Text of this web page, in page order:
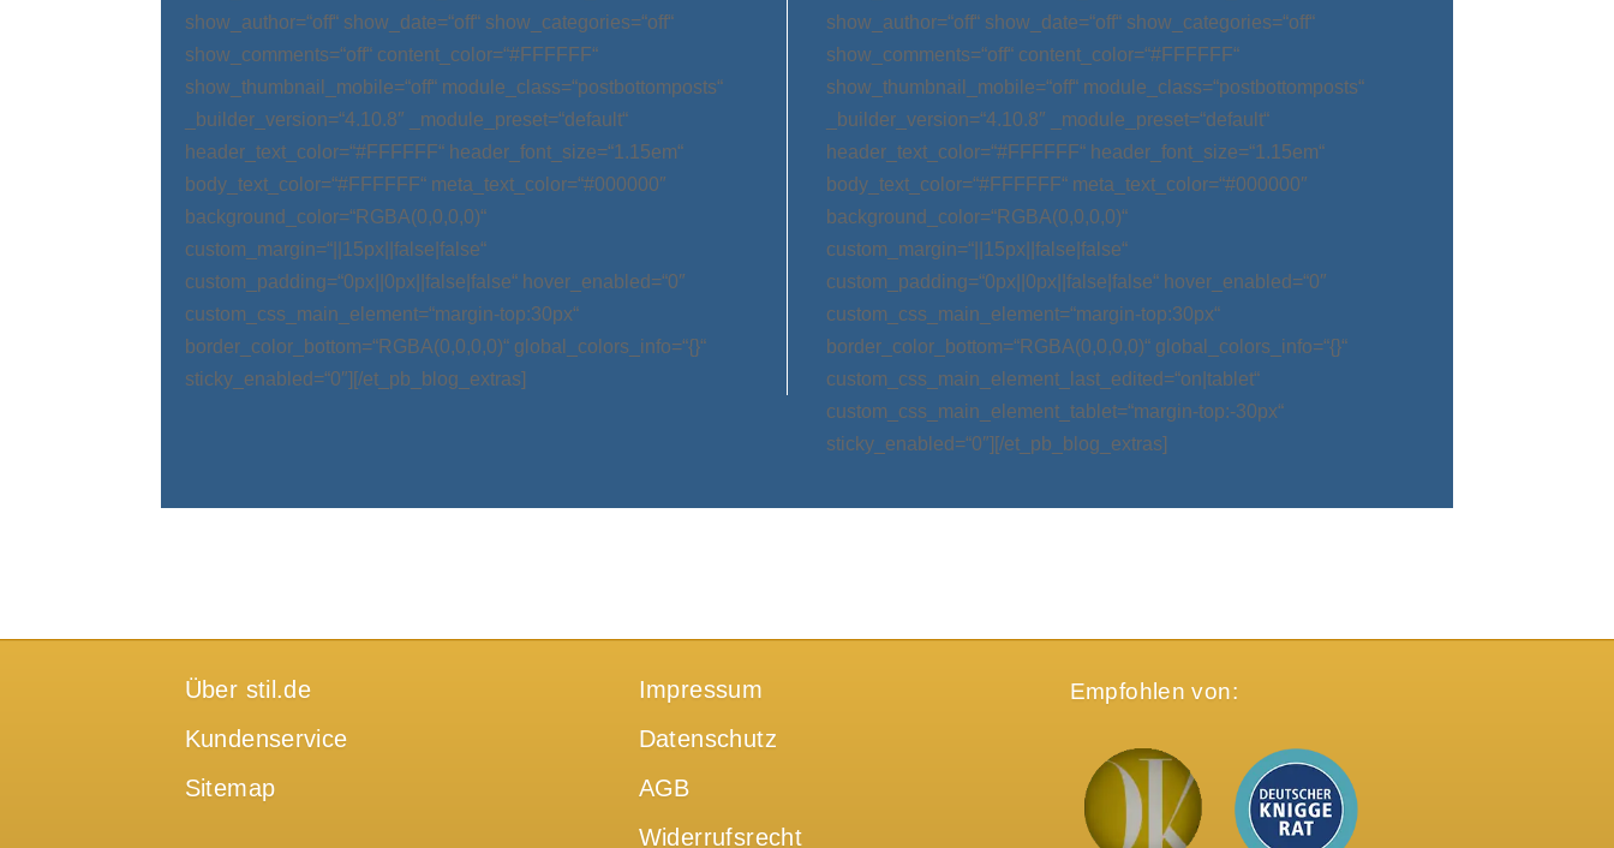
show_author=“off“ show_date=“off“ show_categories=“off“
show_comments=“off“ content_color=“#FFFFFF“
show_thumbnail_mobile=“off“ module_class=“postbottomposts“
_builder_version=“4.10.8″ _module_preset=“default“
header_text_color=“#FFFFFF“ header_font_size=“1.15em“
body_text_color=“#FFFFFF“ meta_text_color=“#000000″
background_color=“RGBA(0,0,0,0)“
custom_margin=“||15px||false|false“
custom_padding=“0px||0px||false|false“ hover_enabled=“0″
custom_css_main_element=“margin-top:30px“
border_color_bottom=“RGBA(0,0,0,0)“ global_colors_info=“{}“
sticky_enabled=“0″][/et_pb_blog_extras]
show_author=“off“ show_date=“off“ show_categories=“off“
show_comments=“off“ content_color=“#FFFFFF“
show_thumbnail_mobile=“off“ module_class=“postbottomposts“
_builder_version=“4.10.8″ _module_preset=“default“
header_text_color=“#FFFFFF“ header_font_size=“1.15em“
body_text_color=“#FFFFFF“ meta_text_color=“#000000″
background_color=“RGBA(0,0,0,0)“
custom_margin=“||15px||false|false“
custom_padding=“0px||0px||false|false“ hover_enabled=“0″
custom_css_main_element=“margin-top:30px“
border_color_bottom=“RGBA(0,0,0,0)“ global_colors_info=“{}“
custom_css_main_element_last_edited=“on|tablet“
custom_css_main_element_tablet=“margin-top:-30px“
sticky_enabled=“0″][/et_pb_blog_extras]
Über stil.de
Kundenservice
Sitemap
Impressum
Datenschutz
AGB
Widerrufsrecht
Empfohlen von: